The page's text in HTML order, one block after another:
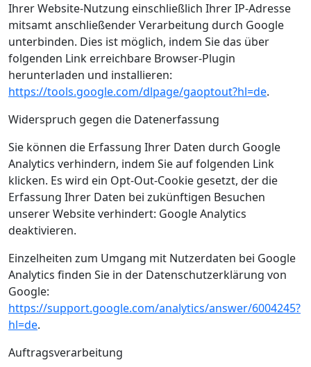
Ihrer Website-Nutzung einschließlich Ihrer IP-Adresse
mitsamt anschließender Verarbeitung durch Google
unterbinden. Dies ist möglich, indem Sie das über
folgenden Link erreichbare Browser-Plugin
herunterladen und installieren:
https://tools.google.com/dlpage/gaoptout?hl=de.
Widerspruch gegen die Datenerfassung
Sie können die Erfassung Ihrer Daten durch Google
Analytics verhindern, indem Sie auf folgenden Link
klicken. Es wird ein Opt-Out-Cookie gesetzt, der die
Erfassung Ihrer Daten bei zukünftigen Besuchen
unserer Website verhindert: Google Analytics
deaktivieren.
Einzelheiten zum Umgang mit Nutzerdaten bei Google
Analytics finden Sie in der Datenschutzerklärung von
Google:
https://support.google.com/analytics/answer/6004245?
hl=de.
Auftragsverarbeitung